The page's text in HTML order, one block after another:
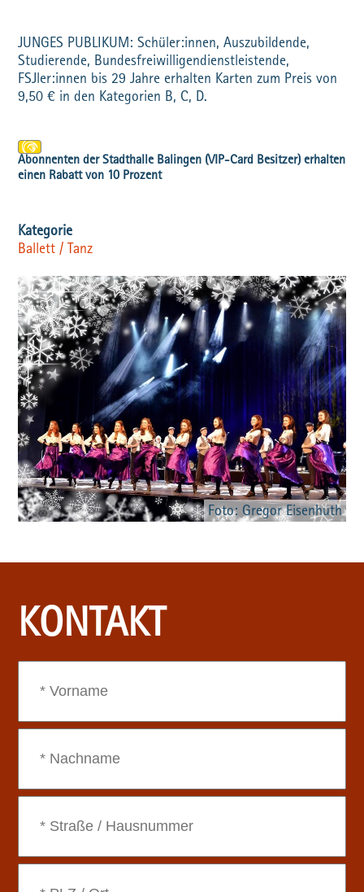
Foto: Gregor Eisenhuth
JUNGES PUBLIKUM: Schüler:innen, Auszubildende,
Studierende, Bundesfreiwilligendienstleistende,
FSJler:innen bis 29 Jahre erhalten Karten zum Preis von
9,50 € in den Kategorien B, C, D.
Ballett / Tanz
KONTAKT